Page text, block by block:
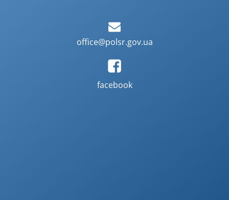
office@polsr.gov.ua
facebook